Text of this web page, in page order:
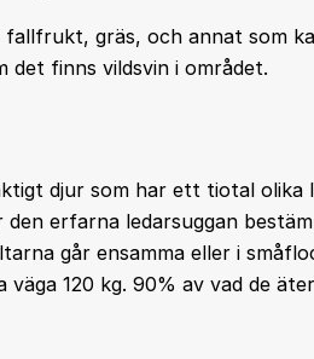
fallfrukt, gräs, och annat som
det finns vildsvin i området.
djur som har ett tiotal olika
erfarna ledarsuggan
går ensamma eller i
väga 120 kg. 90% av vad de